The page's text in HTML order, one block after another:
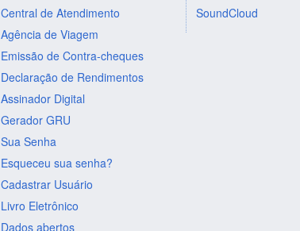
Central de Atendimento
Agência de Viagem
Emissão de Contra-cheques
Declaração de Rendimentos
Assinador Digital
Gerador GRU
Sua Senha
Esqueceu sua senha?
Cadastrar Usuário
Livro Eletrônico
Dados abertos
SoundCloud